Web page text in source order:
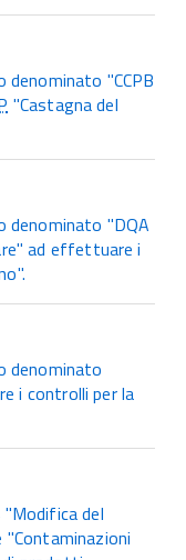
"CCPB
"Castagna del
"DQA
ad effettuare i
denominato
i controlli per la
del